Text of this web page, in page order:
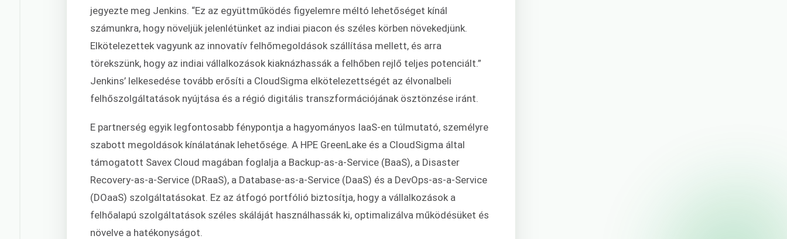
jegyezte meg Jenkins. “Ez az együttműködés figyelemre méltó lehetőséget kínál
számunkra, hogy növeljük jelenlétünket az indiai piacon és széles körben növekedjünk.
Elkötelezettek vagyunk az innovatív felhőmegoldások szállítása mellett, és arra
törekszünk, hogy az indiai vállalkozások kiaknázhassák a felhőben rejlő teljes potenciált.”
Jenkins’ lelkesedése tovább erősíti a CloudSigma elkötelezettségét az élvonalbeli
felhőszolgáltatások nyújtása és a régió digitális transzformációjának ösztönzése iránt.
E partnerség egyik legfontosabb fénypontja a hagyományos IaaS-en túlmutató, személyre
szabott megoldások kínálatának lehetősége. A HPE GreenLake és a CloudSigma által
támogatott Savex Cloud magában foglalja a Backup-as-a-Service (BaaS), a Disaster
Recovery-as-a-Service (DRaaS), a Database-as-a-Service (DaaS) és a DevOps-as-a-Service
(DOaaS) szolgáltatásokat. Ez az átfogó portfólió biztosítja, hogy a vállalkozások a
felhőalapú szolgáltatások széles skáláját használhassák ki, optimalizálva működésüket és
növelve a hatékonyságot.